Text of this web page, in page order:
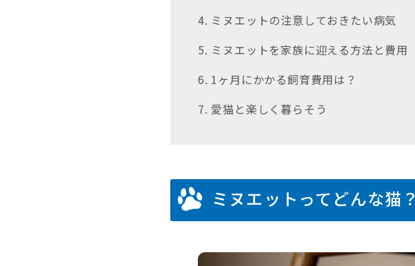
4. ミヌエットの注意しておきたい病気
5. ミヌエットを家族に迎える方法と費用
6. 1ヶ月にかかる飼育費用は？
7. 愛猫と楽しく暮らそう
ミヌエットってどんな猫？